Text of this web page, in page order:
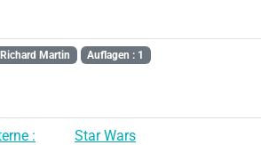
Martin Auflagen : 1
:
Star Wars